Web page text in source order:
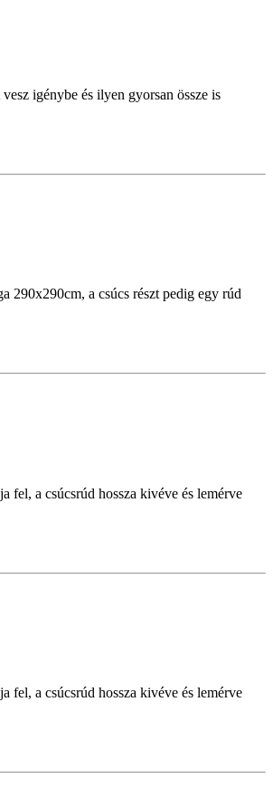
igénybe és ilyen gyorsan össze is
290x290cm, a csúcs részt pedig egy rúd
fel, a csúcsrúd hossza kivéve és lemérve
fel, a csúcsrúd hossza kivéve és lemérve